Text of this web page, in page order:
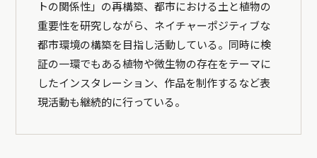
トの関係性」の再構築、都市における土と植物の
重要性を研究しながら、ネイチャーポジティブな
都市環境の構築を目指し活動している。同時に検
証の一環でもある植物や微生物の存在をテーマに
したインスタレーション、作品を制作するなど表
現活動も継続的に行っている。